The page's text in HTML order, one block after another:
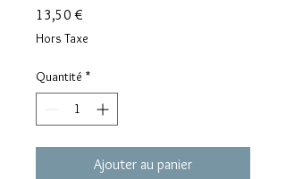
13,50 €
Hors Taxe
Quantité *
Ajouter au panier